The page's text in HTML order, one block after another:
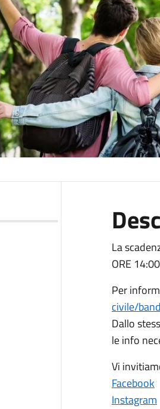
La
ORE 14:00
Per
civile/
Dallo
le info
Vi
Facebook
Instagram